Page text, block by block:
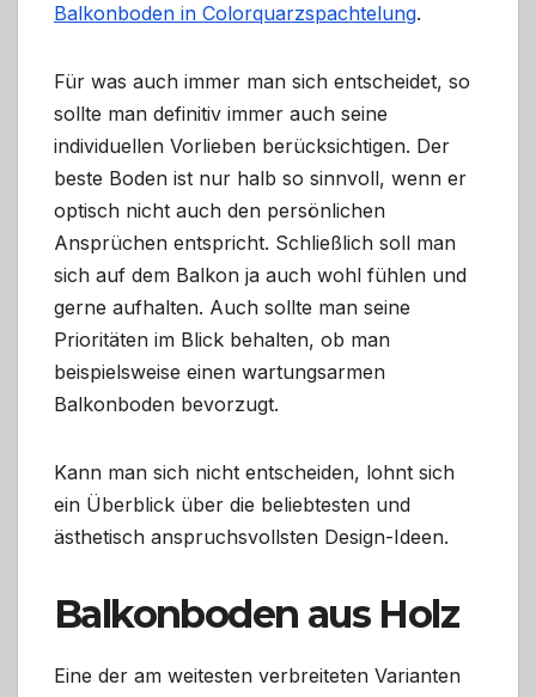
Balkonboden in Colorquarzspachtelung.
Für was auch immer man sich entscheidet, so
sollte man definitiv immer auch seine
individuellen Vorlieben berücksichtigen. Der
beste Boden ist nur halb so sinnvoll, wenn er
optisch nicht auch den persönlichen
Ansprüchen entspricht. Schließlich soll man
sich auf dem Balkon ja auch wohl fühlen und
gerne aufhalten. Auch sollte man seine
Prioritäten im Blick behalten, ob man
beispielsweise einen wartungsarmen
Balkonboden bevorzugt.
Kann man sich nicht entscheiden, lohnt sich
ein Überblick über die beliebtesten und
ästhetisch anspruchsvollsten Design-Ideen.
Balkonboden aus Holz
Eine der am weitesten verbreiteten Varianten